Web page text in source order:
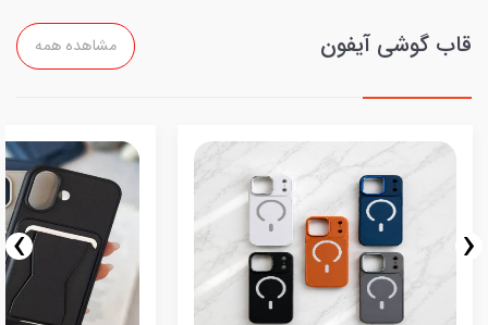
قاب گوشی آیفون مشاهده همه
‹
›